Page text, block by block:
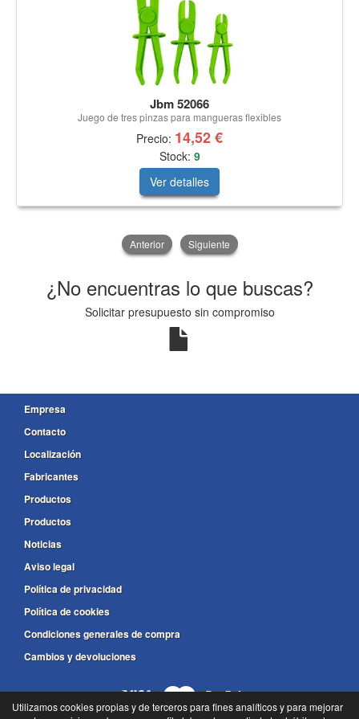
Jbm 52066
Juego de tres pinzas para mangueras flexibles
Precio: 14,52 €
Stock: 9
Ver detalles
Anterior Siguiente
¿No encuentras lo que buscas?
Solicitar presupuesto sin compromiso
Empresa
Contacto
Localización
Fabricantes
Productos
Productos
Noticias
Aviso legal
Política de privacidad
Política de cookies
Condiciones generales de compra
Cambios y devoluciones
Utilizamos cookies propias y de terceros para fines analíticos y para mejorar